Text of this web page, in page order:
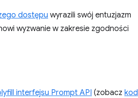
dostępu wyrazili swój entuzjazm
wyzwanie w zakresie zgodności
interfejsu Prompt API (zobacz kod